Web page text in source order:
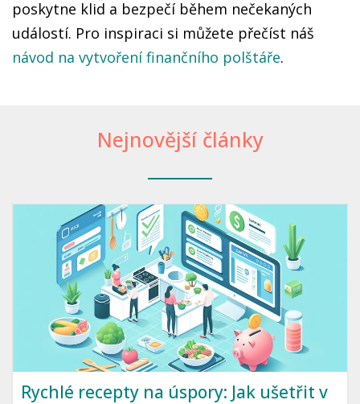
poskytne klid a bezpečí během nečekaných
událostí. Pro inspiraci si můžete přečíst náš
návod na vytvoření finančního polštáře.
Nejnovější články
Rychlé recepty na úspory: Jak ušetřit v